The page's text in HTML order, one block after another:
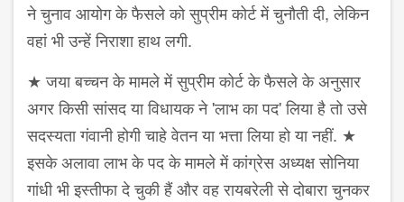
ने चुनाव आयोग के फैसले को सुप्रीम कोर्ट में चुनौती दी, लेकिन
वहां भी उन्हें निराशा हाथ लगी.
★ जया बच्चन के मामले में सुप्रीम कोर्ट के फैसले के अनुसार
अगर किसी सांसद या विधायक ने 'लाभ का पद' लिया है तो उसे
सदस्यता गंवानी होगी चाहे वेतन या भत्ता लिया हो या नहीं. ★
इसके अलावा लाभ के पद के मामले में कांग्रेस अध्यक्ष सोनिया
गांधी भी इस्तीफा दे चुकी हैं और वह रायबरेली से दोबारा चुनकर